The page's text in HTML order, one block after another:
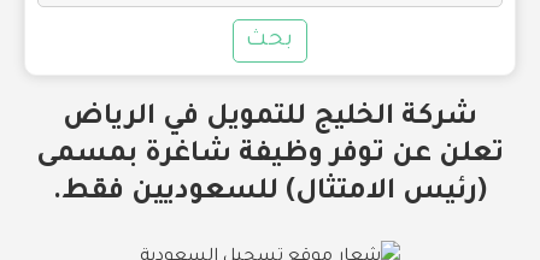
بحث
شركة الخليج للتمويل في الرياض
تعلن عن توفر وظيفة شاغرة بمسمى
(رئيس الامتثال) للسعوديين فقط.